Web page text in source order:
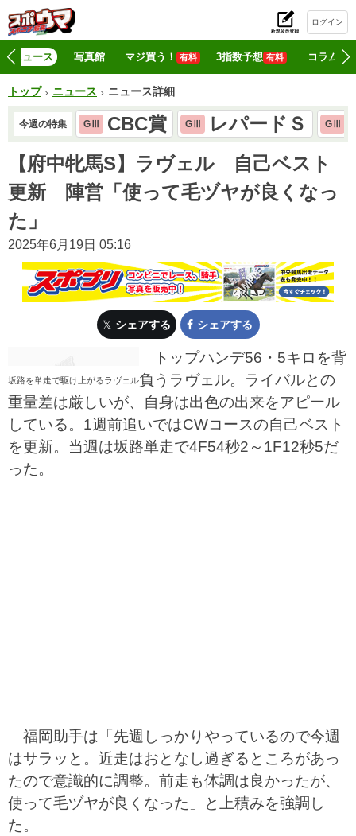
ログイン
ニュース 写真館 マジ買う！ 有料 3指数予想 有料 コラム
トップ ニュース ニュース詳細
今週の特集 GⅢ CBC賞 GⅢ レパードＳ GⅢ
【府中牝馬S】ラヴェル 自己ベスト
更新 陣営「使って毛ヅヤが良くなっ
た」
2025年6月19日 05:16
シェアする シェアする
坂路を単走で駆け上がるラヴェル
トップハンデ56・5キロを背
負うラヴェル。ライバルとの
重量差は厳しいが、自身は出色の出来をアピール
している。1週前追いではCWコースの自己ベスト
を更新。当週は坂路単走で4F54秒2～1F12秒5だ
った。
福岡助手は「先週しっかりやっているので今週
はサラッと。近走はおとなし過ぎるところがあっ
たので意識的に調整。前走も体調は良かったが、
使って毛ヅヤが良くなった」と上積みを強調し
た。